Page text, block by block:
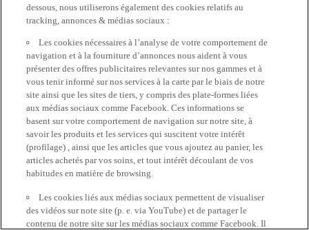
dessous, nous utiliserons également des cookies relatifs au
tracking, annonces & médias sociaux :
Les cookies nécessaires à l’analyse de votre comportement de
navigation et à la fourniture d’annonces nous aident à vous
présenter des offres publicitaires relevantes sur nos gammes et à
vous tenir informé sur nos services à la carte par le biais de notre
site ainsi que les sites de tiers, y compris des plate-formes liées
aux médias sociaux comme Facebook. Ces informations se
basent sur votre comportement de navigation sur notre site, à
savoir les produits et les services qui suscitent votre intérêt
(profilage) , ainsi que les articles que vous ajoutez au panier, les
articles achetés par vos soins, et tout intérêt découlant de vos
habitudes en matière de browsing.
Les cookies liés aux médias sociaux permettent de visualiser
des vidéos sur note site (p. e. via YouTube) et de partager le
contenu de notre site sur les médias sociaux comme Facebook. Il